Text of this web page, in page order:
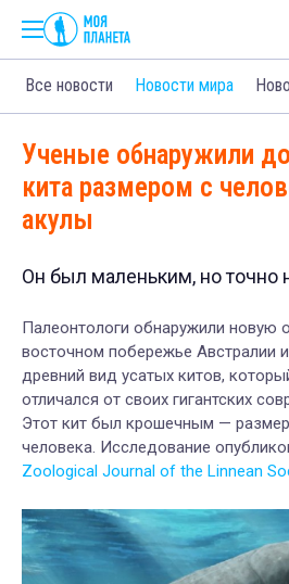
Все новости Новости мира
Ученые обнаружили
кита размером с
акулы
Он был маленьким, но точно
Палеонтологи обнаружили новую
восточном побережье Австралии
древний вид усатых китов,
отличался от своих гигантских
Этот кит был крошечным —
человека. Исследование
Zoological Journal of the Linnean